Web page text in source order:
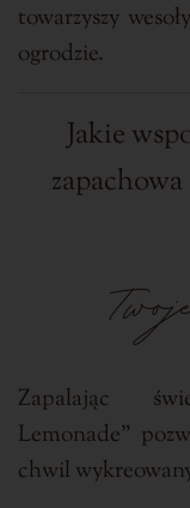
towarzyszy
ogrodzie.
Jakie
Zapalając
Lemonade”
chwil